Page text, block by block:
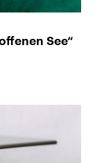
See“